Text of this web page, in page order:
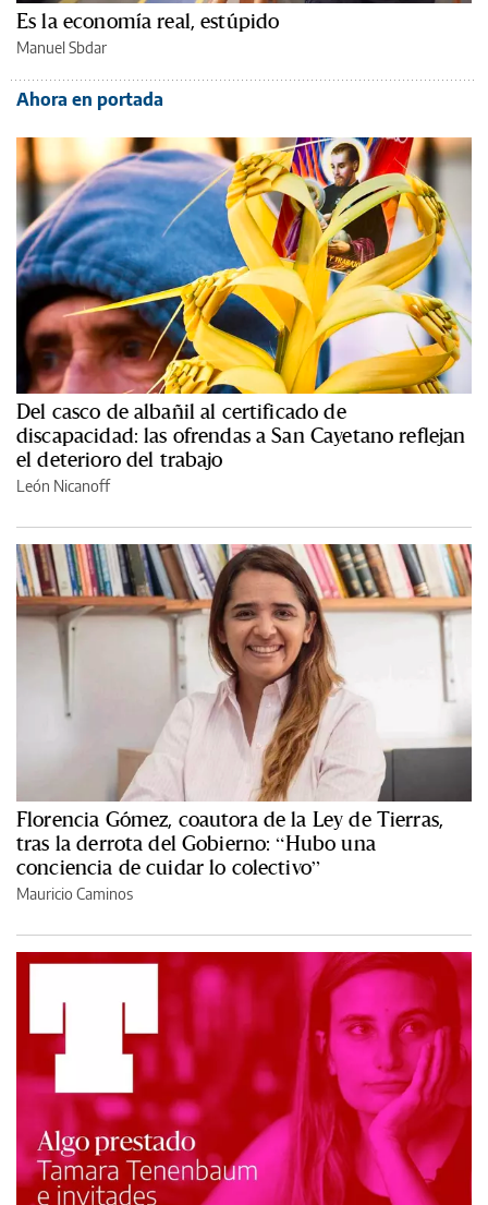
Es la economía real, estúpido
Manuel Sbdar
Ahora en portada
Del casco de albañil al certificado de
discapacidad: las ofrendas a San Cayetano reflejan
el deterioro del trabajo
León Nicanoff
Florencia Gómez, coautora de la Ley de Tierras,
tras la derrota del Gobierno: “Hubo una
conciencia de cuidar lo colectivo”
Mauricio Caminos